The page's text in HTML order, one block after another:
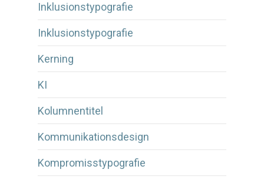
Inklusionstypografie
Inklusionstypografie
Kerning
KI
Kolumnentitel
Kommunikationsdesign
Kompromisstypografie